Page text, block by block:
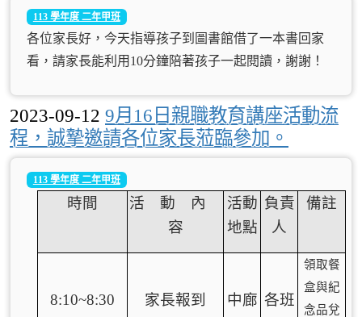
113 學年度 二年甲班
各位家長好，今天指導孩子到圖書館借了一本書回家
看，請家長能利用10分鐘陪著孩子一起閱讀，謝謝！
2023-09-12 9月16日親職教育講座活動流
程，誠摯邀請各位家長蒞臨參加。
113 學年度 二年甲班
時間
活 動 內
容
活動
地點
負責
人
備註
8:10~8:30 家長報到 中廊 各班
領取餐
盒與紀
念品兌